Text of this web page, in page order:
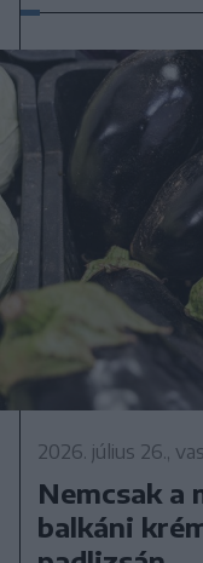
2026. július 26.,
Nemcsak
balkáni